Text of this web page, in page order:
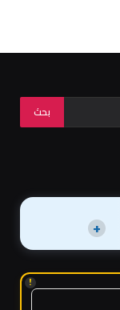
+
!